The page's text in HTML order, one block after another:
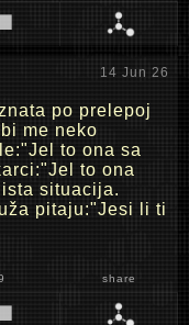
14 Jun 26
po prelepoj
me neko
to ona sa
to ona
situacija.
pitaju:"Jesi li ti
share